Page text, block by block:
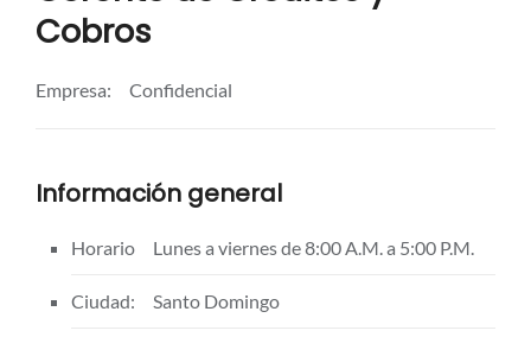
Cobros
Empresa: Confidencial
Información general
Horario Lunes a viernes de 8:00 A.M. a 5:00 P.M.
Ciudad: Santo Domingo